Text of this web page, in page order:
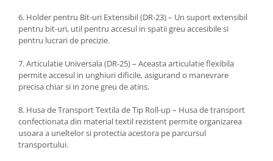
6. Holder pentru Bit-uri Extensibil (DR-23) – Un suport extensibil
pentru bit-uri, util pentru accesul in spatii greu accesibile si
pentru lucrari de precizie.
7. Articulatie Universala (DR-25) – Aceasta articulatie flexibila
permite accesul in unghiuri dificile, asigurand o manevrare
precisa chiar si in zone greu de atins.
8. Husa de Transport Textila de Tip Roll-up – Husa de transport
confectionata din material textil rezistent permite organizarea
usoara a uneltelor si protectia acestora pe parcursul
transportului.